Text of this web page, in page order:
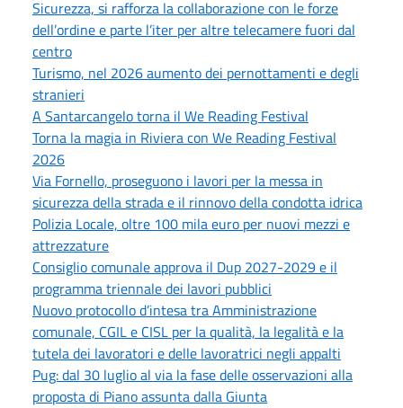
Sicurezza, si rafforza la collaborazione con le forze
dell’ordine e parte l’iter per altre telecamere fuori dal
centro
Turismo, nel 2026 aumento dei pernottamenti e degli
stranieri
A Santarcangelo torna il We Reading Festival
Torna la magia in Riviera con We Reading Festival
2026
Via Fornello, proseguono i lavori per la messa in
sicurezza della strada e il rinnovo della condotta idrica
Polizia Locale, oltre 100 mila euro per nuovi mezzi e
attrezzature
Consiglio comunale approva il Dup 2027-2029 e il
programma triennale dei lavori pubblici
Nuovo protocollo d’intesa tra Amministrazione
comunale, CGIL e CISL per la qualità, la legalità e la
tutela dei lavoratori e delle lavoratrici negli appalti
Pug: dal 30 luglio al via la fase delle osservazioni alla
proposta di Piano assunta dalla Giunta